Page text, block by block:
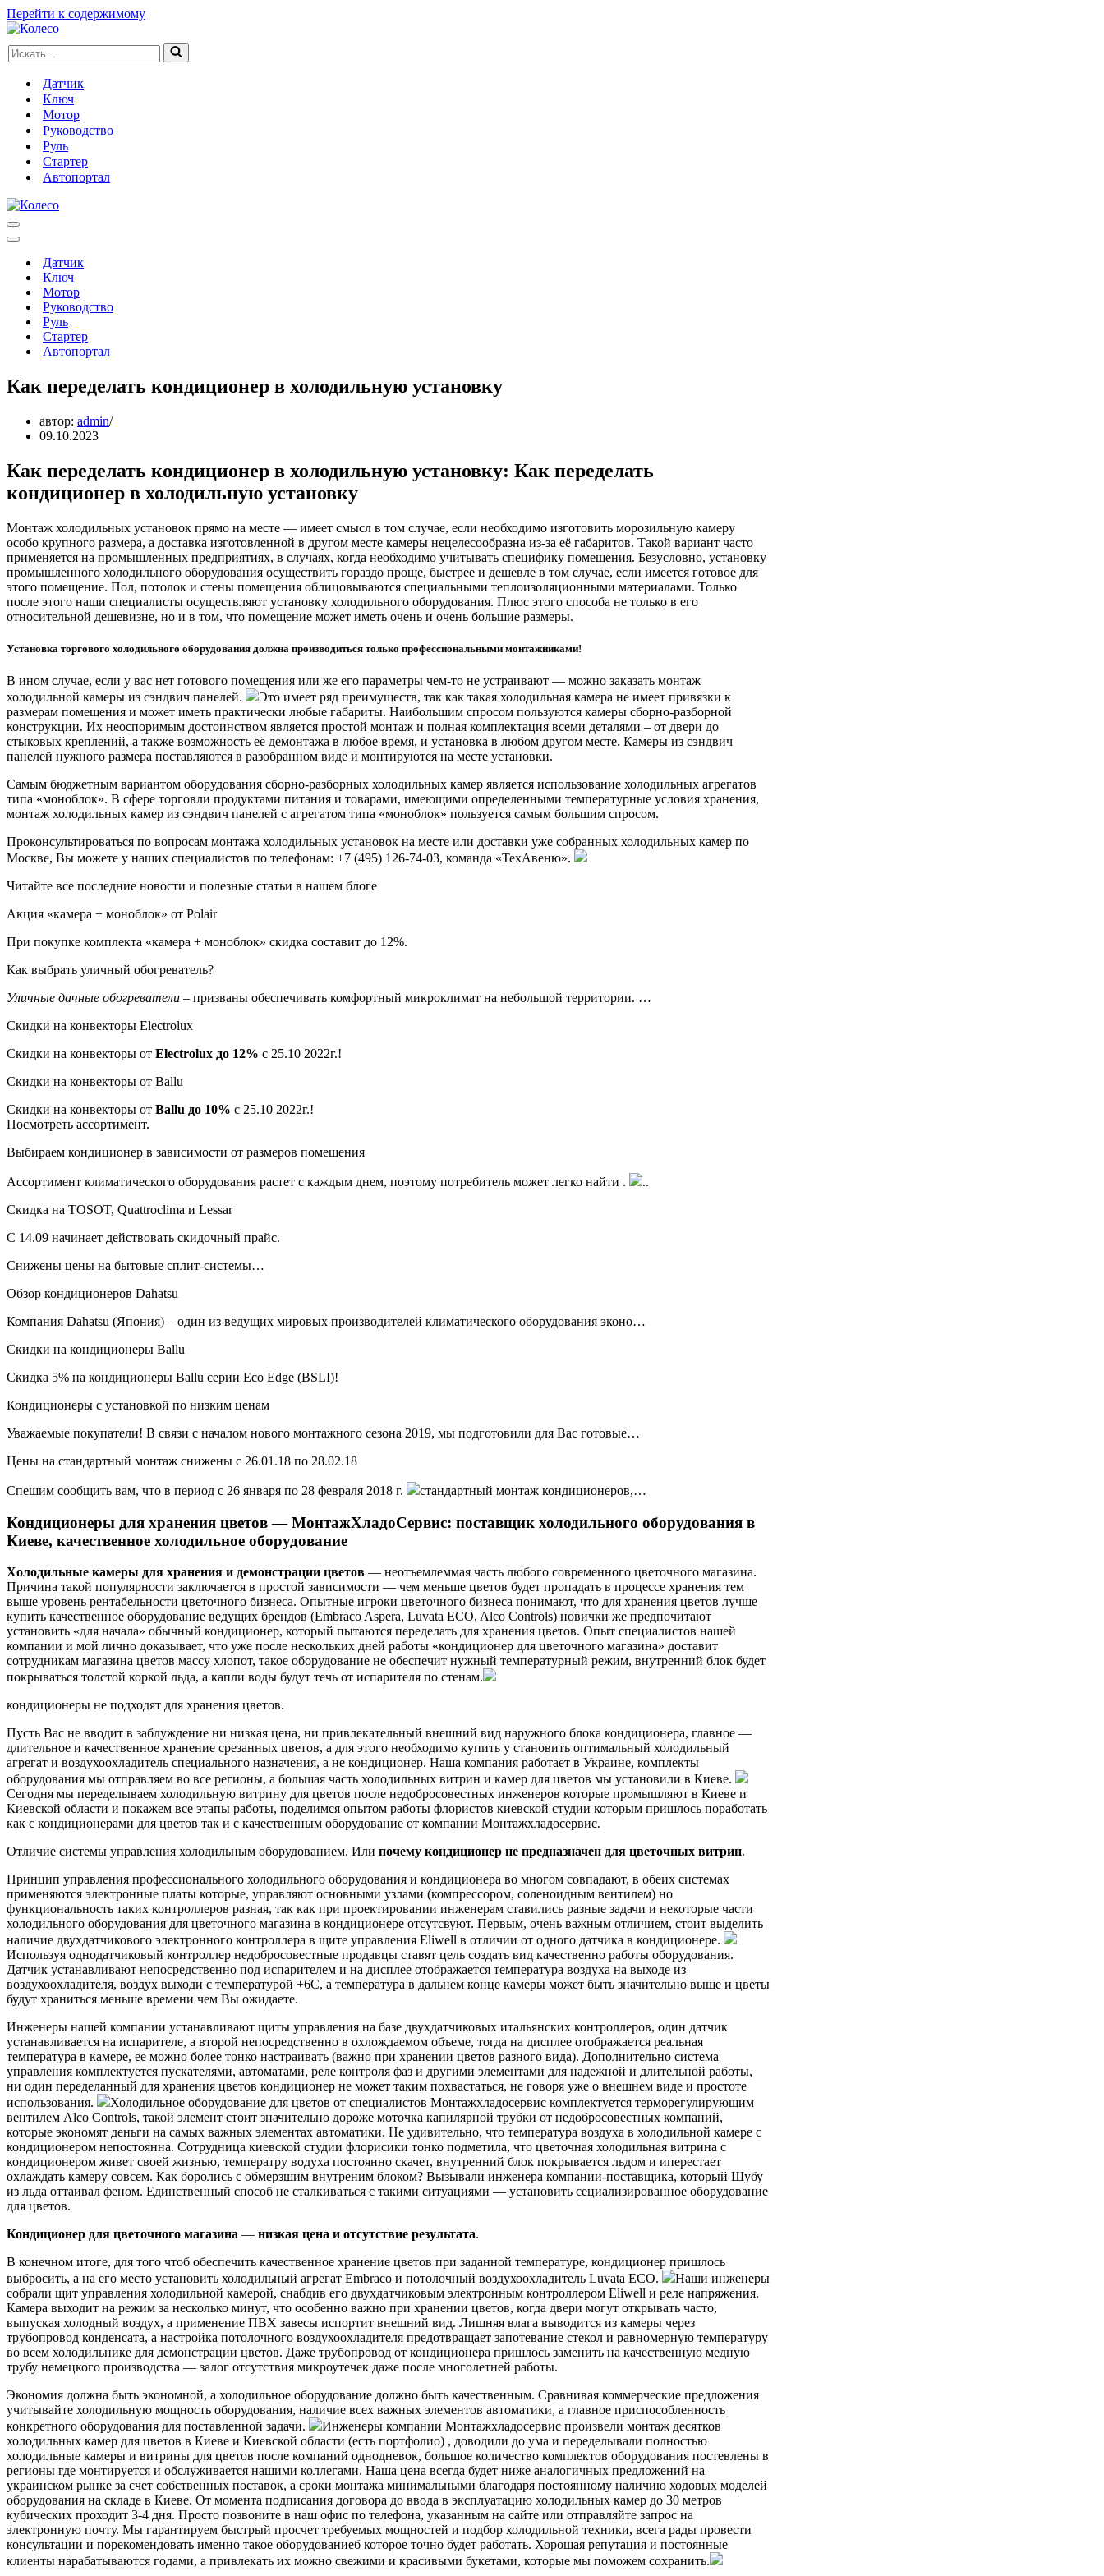
Перейти к содержимому
Искать...
Датчик
Ключ
Мотор
Руководство
Руль
Стартер
Автопортал
Меню
навигации
Меню
навигацииДатчик
Ключ
Мотор
Руководство
Руль
Стартер
Автопортал
Как переделать кондиционер в холодильную установку
автор: admin
09.10.2023
Как переделать кондиционер в холодильную установку: Как переделать
кондиционер в холодильную установку
Монтаж холодильных установок прямо на месте — имеет смысл в том случае, если необходимо изготовить морозильную камеру
особо крупного размера, а доставка изготовленной в другом месте камеры нецелесообразна из-за её габаритов. Такой вариант часто
применяется на промышленных предприятиях, в случаях, когда необходимо учитывать специфику помещения. Безусловно, установку
промышленного холодильного оборудования осуществить гораздо проще, быстрее и дешевле в том случае, если имеется готовое для
этого помещение. Пол, потолок и стены помещения облицовываются специальными теплоизоляционными материалами. Только
после этого наши специалисты осуществляют установку холодильного оборудования. Плюс этого способа не только в его
относительной дешевизне, но и в том, что помещение может иметь очень и очень большие размеры.
Установка торгового холодильного оборудования должна производиться только профессиональными монтажниками!
В ином случае, если у вас нет готового помещения или же его параметры чем-то не устраивают — можно заказать монтаж
холодильной камеры из сэндвич панелей.
Это имеет ряд преимуществ, так как такая холодильная камера не имеет привязки к
размерам помещения и может иметь практически любые габариты. Наибольшим спросом пользуются камеры сборно-разборной
конструкции. Их неоспоримым достоинством является простой монтаж и полная комплектация всеми деталями – от двери до
стыковых креплений, а также возможность её демонтажа в любое время, и установка в любом другом месте. Камеры из сэндвич
панелей нужного размера поставляются в разобранном виде и монтируются на месте установки.
Самым бюджетным вариантом оборудования сборно-разборных холодильных камер является использование холодильных агрегатов
типа «моноблок». В сфере торговли продуктами питания и товарами, имеющими определенными температурные условия хранения,
монтаж холодильных камер из сэндвич панелей с агрегатом типа «моноблок» пользуется самым большим спросом.
Проконсультироваться по вопросам монтажа холодильных установок на месте или доставки уже собранных холодильных камер по
Москве, Вы можете у наших специалистов по телефонам: +7 (495) 126-74-03, команда «ТехАвеню».
Читайте все последние новости и полезные статьи в нашем блоге
Акция «камера + моноблок» от Polair
При покупке комплекта «камера + моноблок» скидка составит до 12%.
Как выбрать уличный обогреватель?
Уличные дачные обогреватели – призваны обеспечивать комфортный микроклимат на небольшой территории. …
Скидки на конвекторы Electrolux
Скидки на конвекторы от Electrolux до 12% с 25.10 2022г.!
Скидки на конвекторы от Ballu
Скидки на конвекторы от Ballu до 10% с 25.10 2022г.!
Посмотреть ассортимент.
Выбираем кондиционер в зависимости от размеров помещения
Ассортимент климатического оборудования растет с каждым днем, поэтому потребитель может легко найти .
..
Скидка на TOSOT, Quattroclima и Lessar
С 14.09 начинает действовать скидочный прайс.
Снижены цены на бытовые сплит-системы…
Обзор кондиционеров Dahatsu
Компания Dahatsu (Япония) – один из ведущих мировых производителей климатического оборудования эконо…
Скидки на кондиционеры Ballu
Скидка 5% на кондиционеры Ballu серии Eco Edge (BSLI)!
Кондиционеры с установкой по низким ценам
Уважаемые покупатели! В связи с началом нового монтажного сезона 2019, мы подготовили для Вас готовые…
Цены на стандартный монтаж снижены с 26.01.18 по 28.02.18
Спешим сообщить вам, что в период с 26 января по 28 февраля 2018 г. стандартный монтаж кондиционеров,…
Кондиционеры для хранения цветов — МонтажХладоСервис: поставщик холодильного оборудования в
Киеве, качественное холодильное оборудование
Холодильные камеры для хранения и демонстрации цветов — неотъемлеммая часть любого современного цветочного магазина.
Причина такой популярности заключается в простой зависимости — чем меньше цветов будет пропадать в процессе хранения тем
выше уровень рентабельности цветочного бизнеса. Опытные игроки цветочного бизнеса понимают, что для хранения цветов лучше
купить качественное оборудование ведущих брендов (Embraco Aspera, Luvata ECO, Alco Controls) новички же предпочитают
установить «для начала» обычный кондиционер, который пытаются переделать для хранения цветов. Опыт специалистов нашей
компании и мой лично доказывает, что уже после нескольких дней работы «кондиционер для цветочного магазина» доставит
сотрудникам магазина цветов массу хлопот, такое оборудование не обеспечит нужный температурный режим, внутренний блок будет
покрываться толстой коркой льда, а капли воды будут течь от испарителя по стенам.
кондиционеры не подходят для хранения цветов.
Пусть Вас не вводит в заблуждение ни низкая цена, ни привлекательный внешний вид наружного блока кондиционера, главное —
длительное и качественное хранение срезанных цветов, а для этого необходимо купить у становить оптимальный холодильный
агрегат и воздухоохладитель специального назначения, а не кондиционер. Наша компания работает в Украине, комплекты
оборудования мы отправляем во все регионы, а большая часть холодильных витрин и камер для цветов мы установили в Киеве.
Сегодня мы переделываем холодильную витрину для цветов после недобросовестных инженеров которые промышляют в Киеве и
Киевской области и покажем все этапы работы, поделимся опытом работы флористов киевской студии которым пришлось поработать
как с кондиционерами для цветов так и с качественным оборудование от компании Монтажхладосервис.
Отличие системы управления холодильным оборудованием. Или почему кондиционер не предназначен для цветочных витрин.
Принцип управления профессионального холодильного оборудования и кондиционера во многом совпадают, в обеих системах
применяются электронные платы которые, управляют основными узлами (компрессором, соленоидным вентилем) но
функциональность таких контроллеров разная, так как при проектировании инженерам ставились разные задачи и некоторые части
холодильного оборудования для цветочного магазина в кондиционере отсутсвуют. Первым, очень важным отличием, стоит выделить
наличие двухдатчикового электронного контроллера в щите управления Eliwell в отличии от одного датчика в кондиционере.
Используя однодатчиковый контроллер недобросовестные продавцы ставят цель создать вид качественно работы оборудования.
Датчик устанавливают непосредственно под испарителем и на дисплее отображается температура воздуха на выходе из
воздухоохладителя, воздух выходи с температурой +6С, а температура в дальнем конце камеры может быть значительно выше и цветы
будут храниться меньше времени чем Вы ожидаете.
Инженеры нашей компании устанавливают щиты управления на базе двухдатчиковых итальянских контроллеров, один датчик
устанавливается на испарителе, а второй непосредственно в охлождаемом объеме, тогда на дисплее отображается реальная
температура в камере, ее можно более тонко настраивать (важно при хранении цветов разного вида). Дополнительно система
управления комплектуется пускателями, автоматами, реле контроля фаз и другими элементами для надежной и длительной работы,
ни один переделанный для хранения цветов кондиционер не может таким похвастаться, не говоря уже о внешнем виде и простоте
использования.
Холодильное оборудование для цветов от специалистов Монтажхладосервис комплектуется терморегулирующим
вентилем Alco Controls, такой элемент стоит значительно дороже моточка капилярной трубки от недобросовестных компаний,
которые экономят деньги на самых важных элементах автоматики. Не удивительно, что температура воздуха в холодильной камере с
кондиционером непостоянна. Сотрудница киевской студии флорисики тонко подметила, что цветочная холодильная витрина с
кондиционером живет своей жизнью, температру водуха постоянно скачет, внутренний блок покрывается льдом и иперестает
охлаждать камеру совсем. Как боролись с обмерзшим внутреним блоком? Вызывали инженера компании-поставщика, который Шубу
из льда оттаивал феном. Единственный способ не сталкиваться с такими ситуациями — установить сециализированное оборудование
для цветов.
Кондиционер для цветочного магазина — низкая цена и отсутствие результата.
В конечном итоге, для того чтоб обеспечить качественное хранение цветов при заданной температуре, кондиционер пришлось
выбросить, а на его место установить холодильный агрегат Embraco и потолочный воздухоохладитель Luvata ECO.
Наши инженеры
собрали щит управления холодильной камерой, снабдив его двухдатчиковым электронным контроллером Eliwell и реле напряжения.
Камера выходит на режим за несколько минут, что особенно важно при хранении цветов, когда двери могут открывать часто,
выпуская холодный воздух, а применение ПВХ завесы испортит внешний вид. Лишняя влага выводится из камеры через
трубопровод конденсата, а настройка потолочного воздухоохладителя предотвращает запотевание стекол и равномерную температуру
во всем холодильнике для демонстрации цветов. Даже трубопровод от кондиционера пришлось заменить на качественную медную
трубу немецкого производства — залог отсутствия микроутечек даже после многолетней работы.
Экономия должна быть экономной, а холодильное оборудование должно быть качественным. Сравнивая коммерческие предложения
учитывайте холодильную мощность оборудования, наличие всех важных элементов автоматики, а главное приспособленность
конкретного оборудования для поставленной задачи.
Инженеры компании Монтажхладосервис произвели монтаж десятков
холодильных камер для цветов в Киеве и Киевской области (есть портфолио) , доводили до ума и переделывали полностью
холодильные камеры и витрины для цветов после компаний однодневок, большое количество комплектов оборудования постевлены в
регионы где монтируется и обслуживается нашими коллегами. Наша цена всегда будет ниже аналогичных предложений на
украинском рынке за счет собственных поставок, а сроки монтажа минимальными благодаря постоянному наличию ходовых моделей
оборудования на складе в Киеве. От момента подписания договора до ввода в эксплуатацию холодильных камер до 30 метров
кубических проходит 3-4 дня. Просто позвоните в наш офис по телефона, указанным на сайте или отправляйте запрос на
электронную почту. Мы гарантируем быстрый просчет требуемых мощностей и подбор холодильной техники, всега рады провести
консультации и порекомендовать именно такое оборудованиеб которое точно будет работать. Хорошая репутация и постоянные
клиенты нарабатываются годами, а привлекать их можно свежими и красивыми букетами, которые мы поможем сохранить.